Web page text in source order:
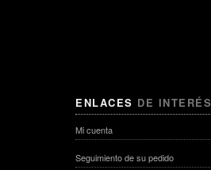
ENLACES DE INTERÉS
Mi cuenta
Seguimiento de su pedido